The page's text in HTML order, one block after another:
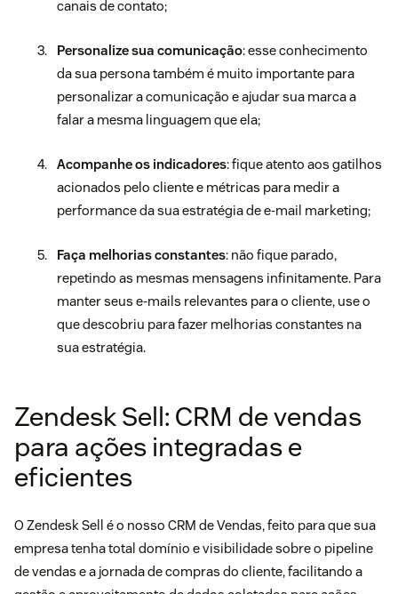
canais de contato;
Personalize sua comunicação: esse conhecimento
da sua persona também é muito importante para
personalizar a comunicação e ajudar sua marca a
falar a mesma linguagem que ela;
Acompanhe os indicadores: fique atento aos gatilhos
acionados pelo cliente e métricas para medir a
performance da sua estratégia de e-mail marketing;
Faça melhorias constantes: não fique parado,
repetindo as mesmas mensagens infinitamente. Para
manter seus e-mails relevantes para o cliente, use o
que descobriu para fazer melhorias constantes na
sua estratégia.
Zendesk Sell: CRM de vendas
para ações integradas e
eficientes
O Zendesk Sell é o nosso CRM de Vendas, feito para que sua
empresa tenha total domínio e visibilidade sobre o pipeline
de vendas e a jornada de compras do cliente, facilitando a